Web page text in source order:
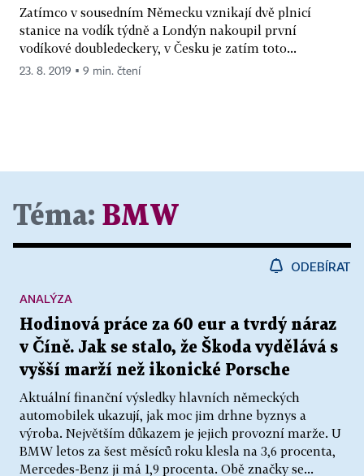
Zatímco v sousedním Německu vznikají dvě plnicí
stanice na vodík týdně a Londýn nakoupil první
vodíkové doubledeckery, v Česku je zatím toto...
23. 8. 2019 ▪ 9 min. čtení
Téma: BMW
ODEBÍRAT
Hodinová práce za 60 eur a tvrdý náraz
v Číně. Jak se stalo, že Škoda vydělává s
vyšší marží než ikonické Porsche
Aktuální finanční výsledky hlavních německých
automobilek ukazují, jak moc jim drhne byznys a
výroba. Největším důkazem je jejich provozní marže. U
BMW letos za šest měsíců roku klesla na 3,6 procenta,
Mercedes-Benz ji má 1,9 procenta. Obě značky se...
ANALÝZA